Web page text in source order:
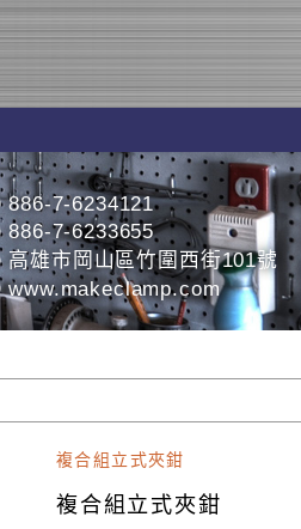
886-7-6234121
886-7-6233655
高雄市岡山區竹圍西街101號
www.makeclamp.com
複合組立式夾鉗
複合組立式夾鉗